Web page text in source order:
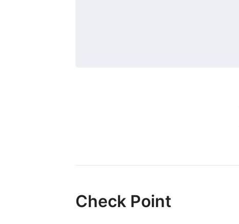
Check Point